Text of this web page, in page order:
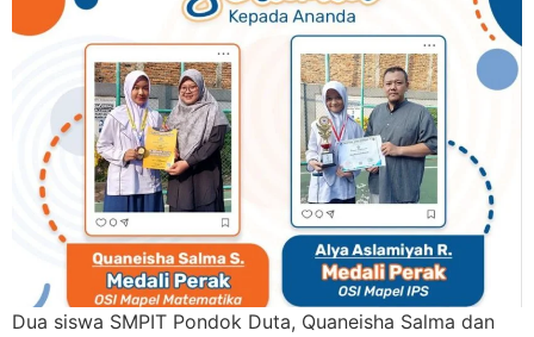
Dua siswa SMPIT Pondok Duta, Quaneisha Salma dan